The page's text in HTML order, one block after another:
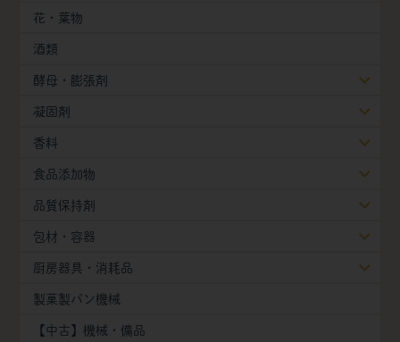
花・葉物
酒類
酵母・膨張剤
凝固剤
香料
食品添加物
品質保持剤
包材・容器
厨房器具・消耗品
製菓製パン機械
【中古】機械・備品